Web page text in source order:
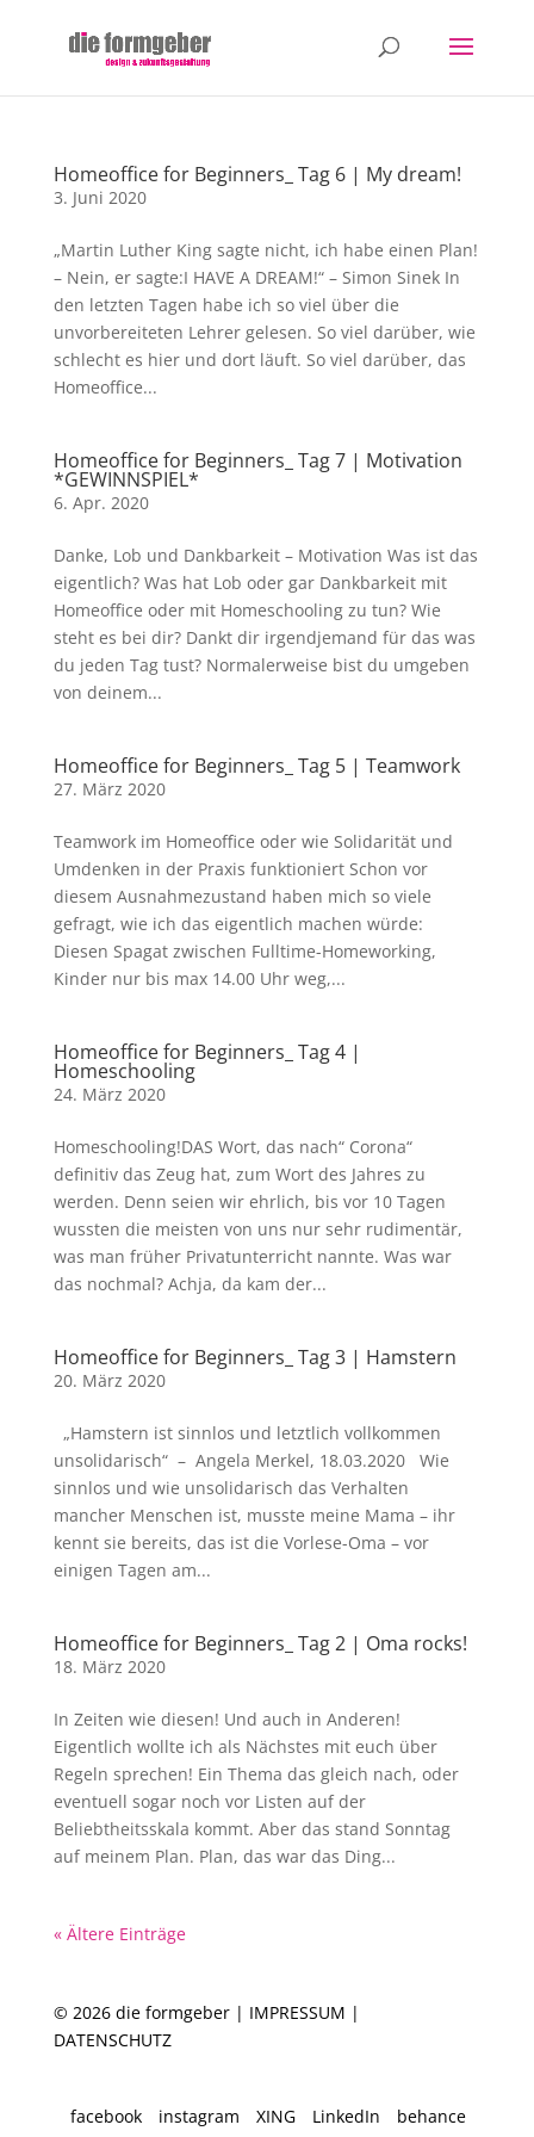
Homeoffice for Beginners_ Tag 6 | My dream!
3. Juni 2020
„Martin Luther King sagte nicht, ich habe einen Plan!
– Nein, er sagte:I HAVE A DREAM!“ – Simon Sinek In
den letzten Tagen habe ich so viel über die
unvorbereiteten Lehrer gelesen. So viel darüber, wie
schlecht es hier und dort läuft. So viel darüber, das
Homeoffice...
Homeoffice for Beginners_ Tag 7 | Motivation
*GEWINNSPIEL*
6. Apr. 2020
Danke, Lob und Dankbarkeit – Motivation Was ist das
eigentlich? Was hat Lob oder gar Dankbarkeit mit
Homeoffice oder mit Homeschooling zu tun? Wie
steht es bei dir? Dankt dir irgendjemand für das was
du jeden Tag tust? Normalerweise bist du umgeben
von deinem...
Homeoffice for Beginners_ Tag 5 | Teamwork
27. März 2020
Teamwork im Homeoffice oder wie Solidarität und
Umdenken in der Praxis funktioniert Schon vor
diesem Ausnahmezustand haben mich so viele
gefragt, wie ich das eigentlich machen würde:
Diesen Spagat zwischen Fulltime-Homeworking,
Kinder nur bis max 14.00 Uhr weg,...
Homeoffice for Beginners_ Tag 4 |
Homeschooling
24. März 2020
Homeschooling!DAS Wort, das nach“ Corona“
definitiv das Zeug hat, zum Wort des Jahres zu
werden. Denn seien wir ehrlich, bis vor 10 Tagen
wussten die meisten von uns nur sehr rudimentär,
was man früher Privatunterricht nannte. Was war
das nochmal? Achja, da kam der...
Homeoffice for Beginners_ Tag 3 | Hamstern
20. März 2020
„Hamstern ist sinnlos und letztlich vollkommen
unsolidarisch“ – Angela Merkel, 18.03.2020 Wie
sinnlos und wie unsolidarisch das Verhalten
mancher Menschen ist, musste meine Mama – ihr
kennt sie bereits, das ist die Vorlese-Oma – vor
einigen Tagen am...
Homeoffice for Beginners_ Tag 2 | Oma rocks!
18. März 2020
In Zeiten wie diesen! Und auch in Anderen!
Eigentlich wollte ich als Nächstes mit euch über
Regeln sprechen! Ein Thema das gleich nach, oder
eventuell sogar noch vor Listen auf der
Beliebtheitsskala kommt. Aber das stand Sonntag
auf meinem Plan. Plan, das war das Ding...
« Ältere Einträge
© 2026 die formgeber | IMPRESSUM |
DATENSCHUTZ
facebook instagram XING LinkedIn behance